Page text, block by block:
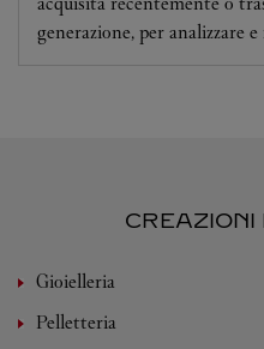
generazione, per analizzare
CREAZIONI
Gioielleria
Pelletteria